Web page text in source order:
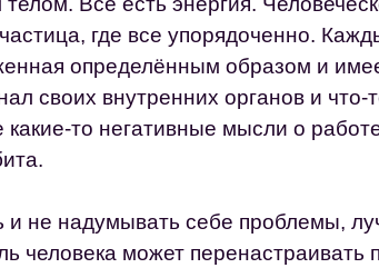
где все упорядоченно.
определённым образом и
своих внутренних органов и что-
то негативные мысли о
и не надумывать себе проблемы,
человека может перенастраивать